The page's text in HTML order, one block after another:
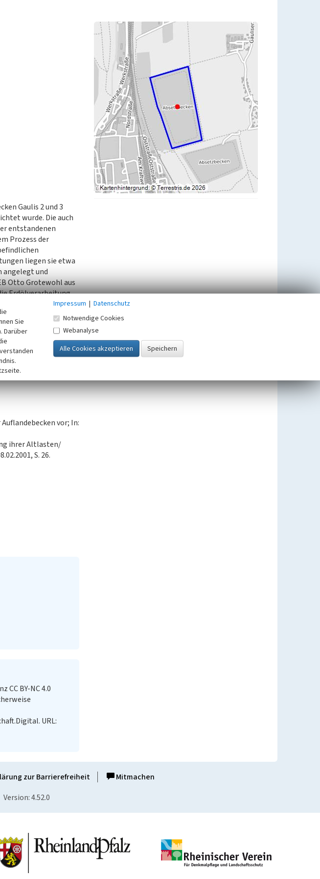
Gaulis 2 und 3
wurde. Die auch
entstandenen
Prozess der
liegen sie etwa
angelegt und
Otto Grotewohl aus
Erdölverarbeitung
Geruchproblems vor,
vor; In:
ihrer Altlasten/
S. 26.
BY-NC 4.0
URL:
zur Barrierefreiheit
Mitmachen
Version: 4.52.0
Sie
Darüber
Impressum | Datenschutz
Notwendige Cookies
Webanalyse